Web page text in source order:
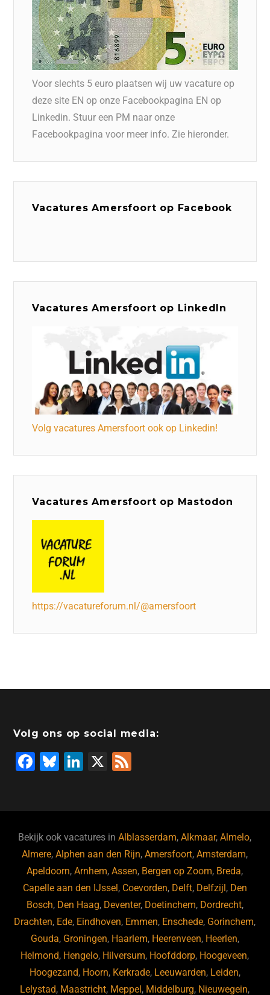
Voor slechts 5 euro plaatsen wij uw vacature op
deze site EN op onze Facebookpagina EN op
Linkedin. Stuur een PM naar onze
Facebookpagina voor meer info. Zie hieronder.
Vacatures Amersfoort op Facebook
Vacatures Amersfoort op LinkedIn
Volg vacatures Amersfoort ook op Linkedin!
Vacatures Amersfoort op Mastodon
https://vacatureforum.nl/@amersfoort
Volg ons op social media:
F
b
o
o
k
Bl
ky
Li
dI
n
X
Bekijk ook vacatures inAlblasserdam,Alkmaar,Almelo,
Almere,Alphen aan den Rijn,Amersfoort,Amsterdam,
Apeldoorn,Arnhem,Assen, Bergen op Zoom, Breda,
Capelle aan den IJssel, Coevorden, Delft, Delfzijl, Den
Bosch, Den Haag, Deventer, Doetinchem, Dordrecht,
Drachten, Ede, Eindhoven, Emmen, Enschede, Gorinchem,
Gouda, Groningen, Haarlem, Heerenveen, Heerlen,
Helmond, Hengelo, Hilversum, Hoofddorp, Hoogeveen,
Hoogezand, Hoorn, Kerkrade, Leeuwarden, Leiden,
Lelystad, Maastricht, Meppel, Middelburg, Nieuwegein,